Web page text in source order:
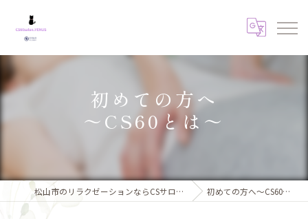
初めての方へ
～CS60とは～
松山市のリラクゼーションならCSサロンVENUS 初めての方へ～CS60とは～